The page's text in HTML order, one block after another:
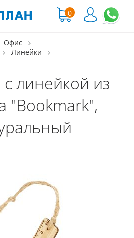
0
Офис
Линейки
с линейкой из
"Bookmark",